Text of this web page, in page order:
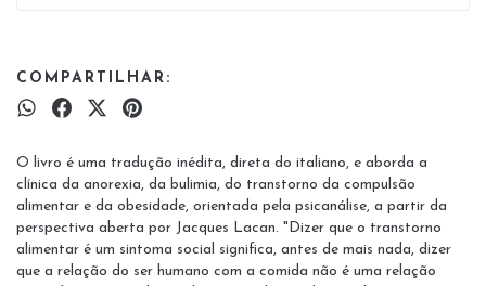
COMPARTILHAR:
O livro é uma tradução inédita, direta do italiano, e aborda a
clínica da anorexia, da bulimia, do transtorno da compulsão
alimentar e da obesidade, orientada pela psicanálise, a partir da
perspectiva aberta por Jacques Lacan. "Dizer que o transtorno
alimentar é um sintoma social significa, antes de mais nada, dizer
que a relação do ser humano com a comida não é uma relação